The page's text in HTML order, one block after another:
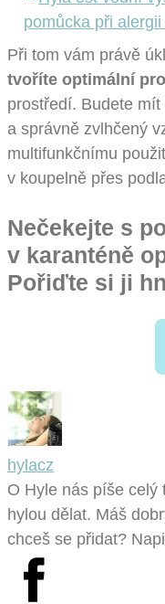
Při tom vám právě
tvoříte optimální
prostředí. Budete
a správně zvlhčený
multifunkčnímu
v koupelně přes
Nečekejte s
v karanténě
Pořiďte si ji
hylacz
O Hyle nás píše celý
hylou dělat. Máš
chceš se přidat?